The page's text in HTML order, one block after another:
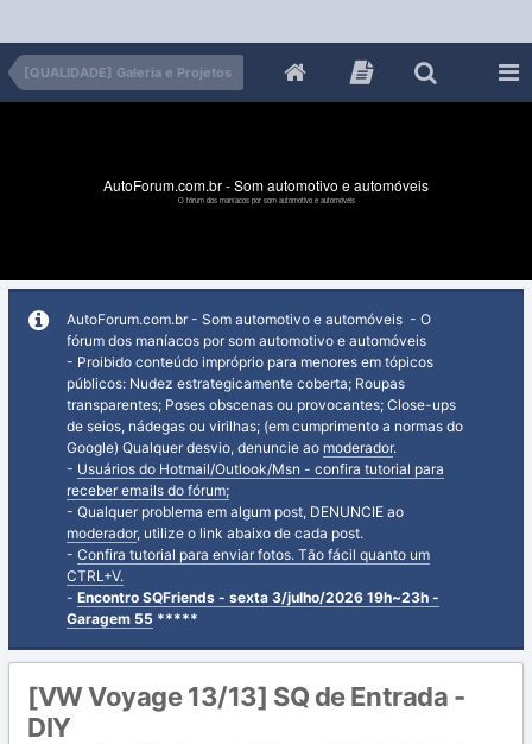
[QUALIDADE] Galeria e Projetos
AutoForum.com.br - Som automotivo e automóveis
O fórum dos maníacos por som automotivo e automóveis
AutoForum.com.br - Som automotivo e automóveis - O
fórum dos maníacos por som automotivo e automóveis
- Proibido conteúdo impróprio para menores em tópicos
públicos: Nudez estrategicamente coberta; Roupas
transparentes; Poses obscenas ou provocantes; Close-ups
de seios, nádegas ou virilhas; (em cumprimento a normas do
Google) Qualquer desvio, denuncie ao moderador.
- Usuários do Hotmail/Outlook/Msn - confira tutorial para
receber emails do fórum;
- Qualquer problema em algum post, DENUNCIE ao
moderador, utilize o link abaixo de cada post.
- Confira tutorial para enviar fotos. Tão fácil quanto um
CTRL+V.
- Encontro SQFriends - sexta 3/julho/2026 19h~23h -
Garagem 55 *****
[VW Voyage 13/13] SQ de Entrada -
DIY